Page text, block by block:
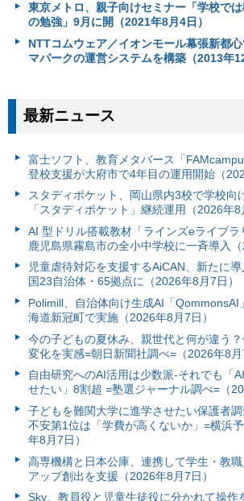
東京メトロ、親子向けセミナー「学校で
の勉強」9月に開（2021年8月4日）
NTTコムウェア／イオンモール幕張新都
マパークの運営システムを構築（2013年
最新ニュース
富⼠ソフト、教育メタバース「
登校支援が大府市で4年目の運用開始（
スタディポケット、岡山県内3校で学校向
「スタディポケット」継続運用（2026年8
AI 型ドリル搭載教材「ラインズeライブラ
鹿児島県霧島市の全小中学校に一斉導入（
児童虐待対応を支援するAiCAN、新たに
国23自治体・65拠点に（2026年8月7日）
Polimill、自治体向け生成AI「QommonsAI
海道新冠町で実施（2026年8月7日）
今の子どもの夏休み、親世代と何が違う
変化を実感=朝日新聞社調べ=（2026年8月
自由研究へのAI活用は少数派-それでも「
せたい」8割超 =塾選ジャーナル調べ=（
子どもを難関大学に進学させたい保護者
不安第1位は「学費が高くないか」=横浜
年8月7日）
高専機構と日本公庫、連携して学生・教
アップ創出を支援（2026年8月7日）
Sky、教員役と児童生徒役に分かれて操作